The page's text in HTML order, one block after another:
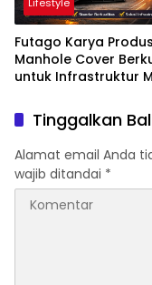
Futago Karya
Manhole Cover
untuk Infrastruktur
Tinggalkan
Alamat email Anda
wajib ditandai *